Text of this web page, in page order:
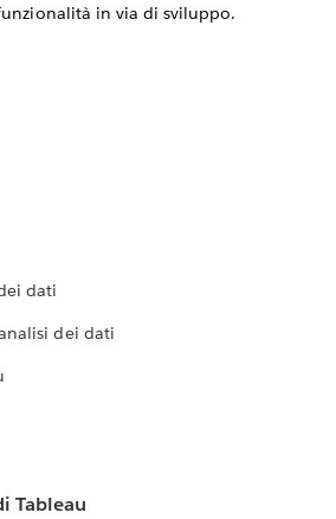
in via di sviluppo.
dati
dei dati
Tableau